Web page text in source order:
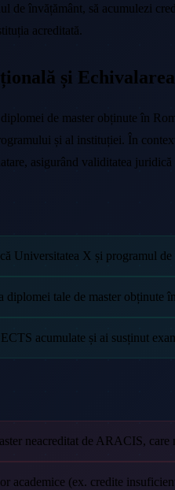
de învățământ, să acumulezi
acreditată.
și
diplomei de master obținute în
și al instituției. În
asigurând validitatea
Universitatea X și programul de
tale de master obținute
acumulate și ai susținut
neacreditat de ARACIS,
academice (ex. credite